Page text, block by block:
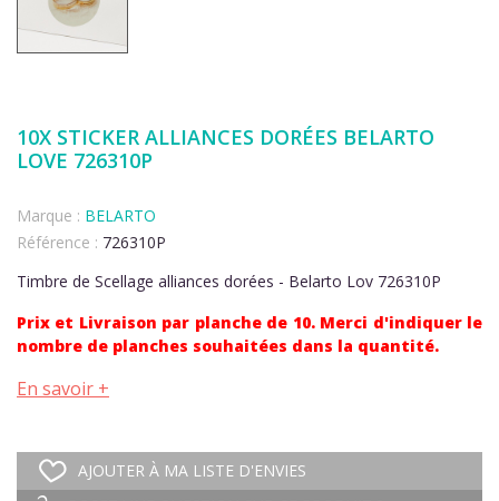
10X STICKER ALLIANCES DORÉES BELARTO
LOVE 726310P
Marque : BELARTO
Référence : 726310P
Timbre de Scellage alliances dorées - Belarto Lov 726310P
Prix et Livraison par planche de 10. Merci d'indiquer le
nombre de planches souhaitées dans la quantité.
En savoir +
AJOUTER À MA LISTE D'ENVIES